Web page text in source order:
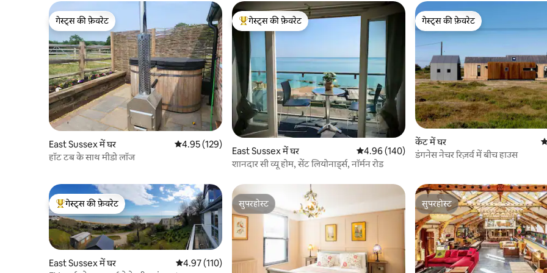
गेस्ट्स की फ़ेवरेट
गेस्ट्स की फ़ेवरेट
East Sussex में घर औसत रेटिंग 5 में से 4.95, 129 समीक्षाएँ
4.95 (129)
हॉट टब के साथ मीडो लॉज
गेस्ट्स का टॉप फ़ेवरेट
गेस्ट्स की फ़ेवरेट
East Sussex में घर औसत रेटिंग 5 में से 4.96, 140 समीक्षाएँ
4.96 (140)
शानदार सी व्यू होम, सेंट लियोनार्ड्स, नॉर्मन रोड
गेस्ट्स की फ़ेवरेट
गेस्ट्स की फ़ेवरेट
केंट में घर
डंगनेस नेचर रिज़र्व में बीच हाउस
गेस्ट्स का टॉप फ़ेवरेट
गेस्ट्स की फ़ेवरेट
East Sussex में घर औसत रेटिंग 5 में से 4.97, 110 समीक्षाएँ
4.97 (110)
सुपरहोस्ट
सुपरहोस्ट
सुपरहोस्ट
सुपरहोस्ट